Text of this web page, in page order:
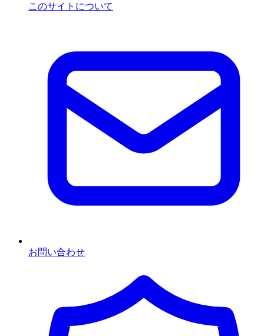
このサイトについて
お問い合わせ